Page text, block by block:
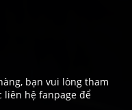
bạn vui lòng tham
liên hệ fanpage để